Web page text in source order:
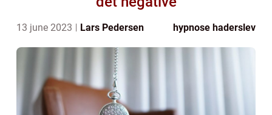
13 june 2023 Lars Pedersen hypnose haderslev